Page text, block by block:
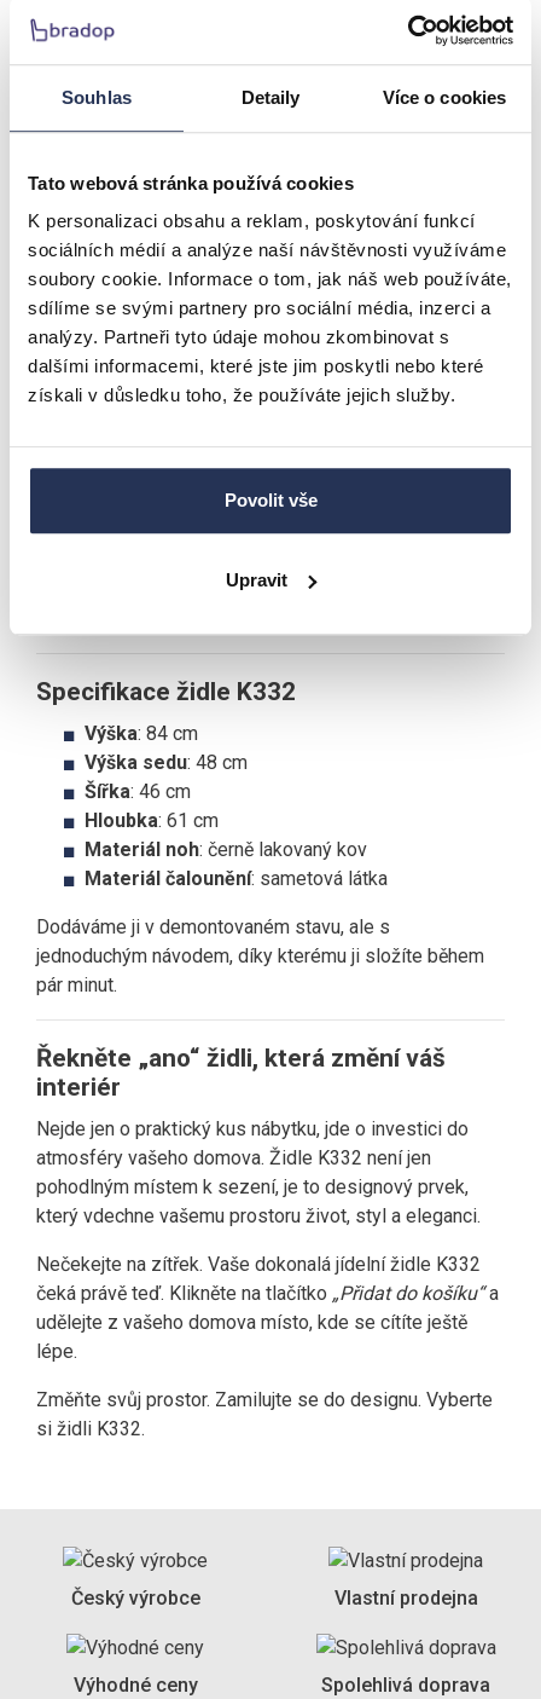
Souhlas Detaily Více o cookies
Tato webová stránka používá cookies
K personalizaci obsahu a reklam, poskytování funkcí
sociálních médií a analýze naší návštěvnosti využíváme
soubory cookie. Informace o tom, jak náš web používáte,
sdílíme se svými partnery pro sociální média, inzerci a
analýzy. Partneři tyto údaje mohou zkombinovat s
dalšími informacemi, které jste jim poskytli nebo které
získali v důsledku toho, že používáte jejich služby.
Povolit vše
Upravit
oslavy s přáteli.
Proč je židle K332 tou nejlepší volbou
pro váš domov?
Univerzálnost použití
pokoje nebo do pracovny, židle K332 dokonale
doplní každý prostor. Je ideální volbou pro ty,
kteří hledají moderní prvek s dávkou elegance.
Komfort na prvním místě
S výškou sedu 48 cm a ergonomicky navrženým
tvarem poskytuje židle maximální pohodlí při
pracovní schůzky nebo chvíle relaxace s knihou.
Styl, který nezůstane bez povšimnutí
Vaše návštěvy si ji zamilují. Můžete se připravit
„To je nádhera, ta barva přesně sedí k vašemu
Specifikace židle K332
Výška: 84 cm
Výška sedu: 48 cm
Šířka: 46 cm
Hloubka: 61 cm
Materiál noh: černě lakovaný kov
Materiál čalounění: sametová látka
Dodáváme ji v demontovaném stavu, ale s
jednoduchým návodem, díky kterému ji složíte během
pár minut.
Řekněte „ano“ židli, která změní váš
interiér
Nejde jen o praktický kus nábytku, jde o investici do
atmosféry vašeho domova. Židle K332 není jen
pohodlným místem k sezení, je to designový prvek,
který vdechne vašemu prostoru život, styl a eleganci.
Nečekejte na zítřek. Vaše dokonalá jídelní židle K332
čeká právě teď. Klikněte na tlačítko „Přidat do košíku“a
udělejte z vašeho domova místo, kde se cítíte ještě
lépe.
Změňte svůj prostor. Zamilujte se do designu. Vyberte
si židli K332.
Český výrobce Vlastní prodejna
Výhodné ceny Spolehlivá doprava